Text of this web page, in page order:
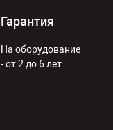
Гарантия
На оборудование
- от 2 до 6 лет